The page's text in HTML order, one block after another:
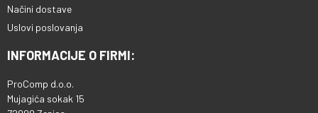
Načini dostave
Uslovi poslovanja
INFORMACIJE O FIRMI:
ProComp d.o.o.
Mujagića sokak 15